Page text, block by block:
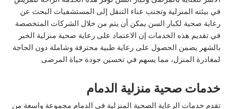
في بيئته المنزلية وتجنب عناء التنقل إلى المستشفيات البحث عن
رعاية صحية لكبار السن يمكن أن يتم من خلال الشركات المتخصصة
في تقديم هذه الخدمات إن الاعتماد على رعاية صحية منزلية الخبر
بالشهر يضمن الحصول على رعاية طبية محترفة وشاملة دون الحاجة
لمغادرة المنزل، مما يسهم في تحسين جودة حياة المرضى
خدمات صحية منزلية الدمام
تقدم خدمات الرعاية الصحية المنزلية في الدمام مجموعة واسعة من